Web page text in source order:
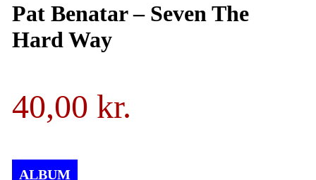
Pat Benatar – Seven The
Hard Way
40,00